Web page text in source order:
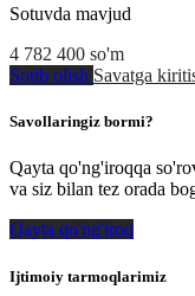
Sotuvda mavjud
4 782 400 so'm
Sotib olish Savatga
Savollaringiz bormi?
Qayta qo'ng'iroqqa
va siz bilan tez orada
Qayta qo'ng'iroq
Ijtimoiy tarmoqlarimiz